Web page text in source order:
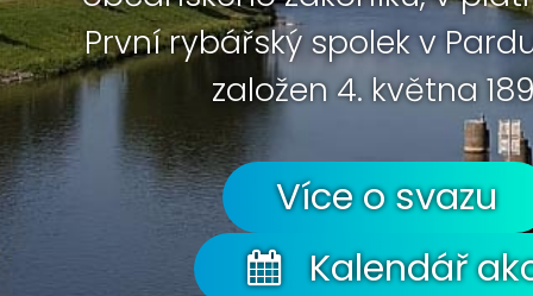
První rybářský spolek v
založen 4. května
Více o svazu
Kalendář